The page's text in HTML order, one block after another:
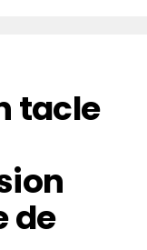
tacle
de